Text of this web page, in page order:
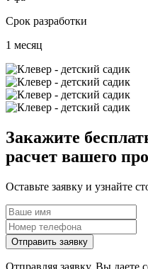
Срок разработки
1 месяц
Закажите
расчет вашего
Оставьте заявку и узнайте
Отправить заявку
Отправляя заявку, Вы даете